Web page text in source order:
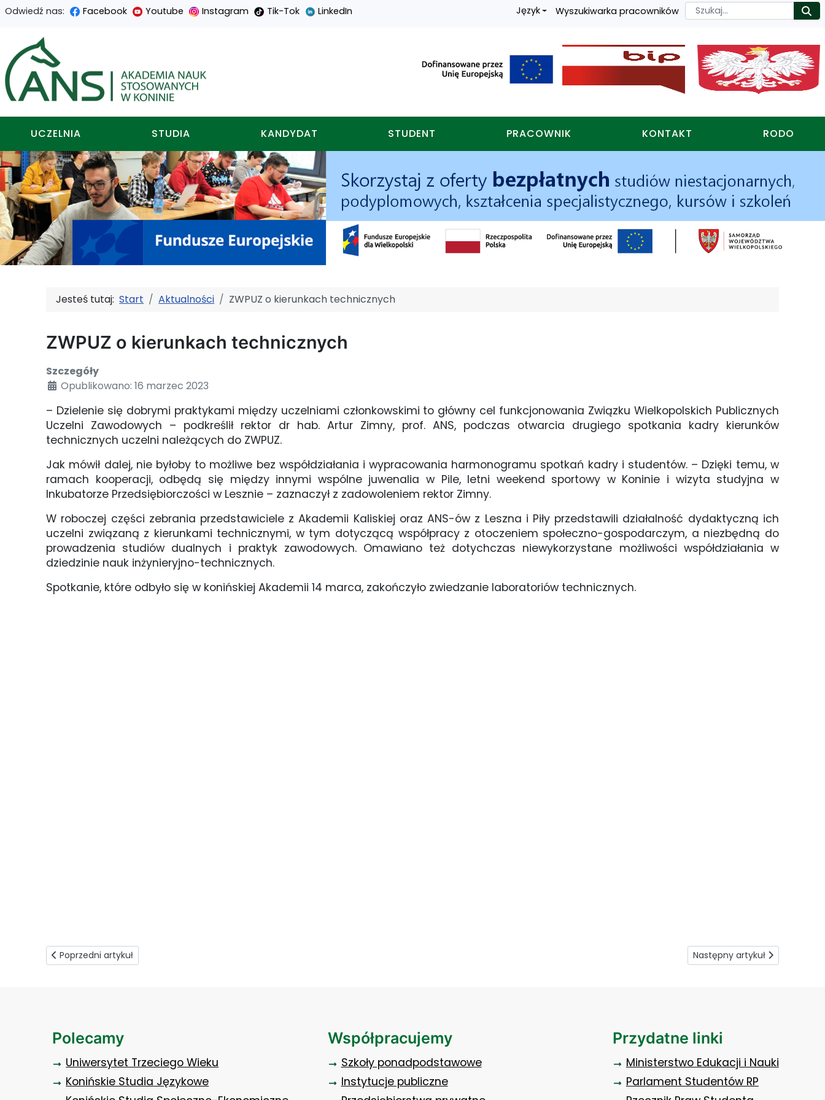
Przejdź
do
treści
głównej
Przejdź
do
menu
nawigacyjnego
Przejdź
do
wyszukiwarki
Przejdź
do
mapy
strony
Odwiedź nas: Facebook Youtube Instagram Tik-Tok LinkedIn Język Wyszukiwarka pracowników Szukaj
Akademia nauk stosowanych w koninie
UCZELNIA STUDIA KANDYDAT STUDENT PRACOWNIK KONTAKT RODO
Jesteś tutaj:Start Aktualności ZWPUZ o kierunkach technicznych
ZWPUZ o kierunkach technicznych
Szczegóły
Opublikowano: 16 marzec 2023
– Dzielenie się dobrymi praktykami między uczelniami członkowskimi to główny cel funkcjonowania Związku Wielkopolskich Publicznych
Uczelni Zawodowych – podkreślił rektor dr hab. Artur Zimny, prof. ANS, podczas otwarcia drugiego spotkania kadry kierunków
technicznych uczelni należących do ZWPUZ.
Jak mówił dalej, nie byłoby to możliwe bez współdziałania i wypracowania harmonogramu spotkań kadry i studentów. – Dzięki temu, w
ramach kooperacji, odbędą się między innymi wspólne juwenalia w Pile, letni weekend sportowy w Koninie i wizyta studyjna w
Inkubatorze Przedsiębiorczości w Lesznie – zaznaczył z zadowoleniem rektor Zimny.
W roboczej części zebrania przedstawiciele z Akademii Kaliskiej oraz ANS-ów z Leszna i Piły przedstawili działalność dydaktyczną ich
uczelni związaną z kierunkami technicznymi, w tym dotyczącą współpracy z otoczeniem społeczno-gospodarczym, a niezbędną do
prowadzenia studiów dualnych i praktyk zawodowych. Omawiano też dotychczas niewykorzystane możliwości współdziałania w
dziedzinie nauk inżynieryjno-technicznych.
Spotkanie, które odbyło się w konińskiej Akademii 14 marca, zakończyło zwiedzanie laboratoriów technicznych.
Poprzedni artykuł: O profilaktyce w hufcu
Poprzedni artykuł Następny artykuł: Spotkanie
Następny artykuł
Polecamy
Uniwersytet Trzeciego Wieku
Konińskie Studia Językowe
Współpracujemy
Szkoły ponadpodstawowe
Instytucje publiczne
Przydatne linki
Ministerstwo Edukacji i Nauki
Parlament Studentów RP